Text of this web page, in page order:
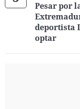
Pesar por
deportista
optar